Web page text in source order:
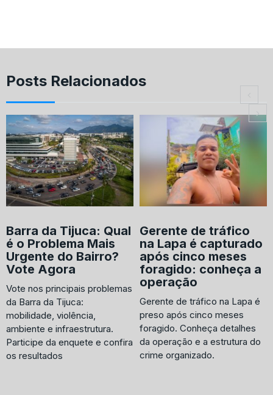
Posts Relacionados
Barra da Tijuca: Qual
é o Problema Mais
Urgente do Bairro?
Vote Agora
Vote nos principais problemas
da Barra da Tijuca:
mobilidade, violência,
ambiente e infraestrutura.
Participe da enquete e confira
os resultados
Gerente de tráfico
na Lapa é capturado
após cinco meses
foragido: conheça a
operação
Gerente de tráfico na Lapa é
preso após cinco meses
foragido. Conheça detalhes
da operação e a estrutura do
crime organizado.